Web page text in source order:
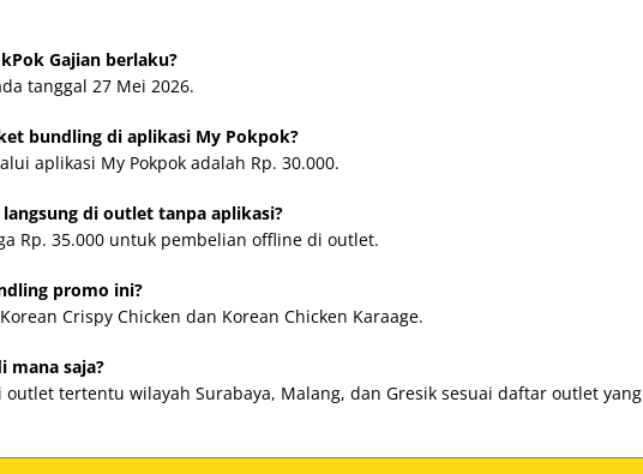
Gajian berlaku?
tanggal 27 Mei 2026.
bundling di aplikasi My Pokpok?
aplikasi My Pokpok adalah Rp. 30.000.
di outlet tanpa aplikasi?
Rp. 35.000 untuk pembelian offline di outlet.
promo ini?
Crispy Chicken dan Korean Chicken Karaage.
mana saja?
outlet tertentu wilayah Surabaya, Malang, dan Gresik sesuai daftar outlet yang